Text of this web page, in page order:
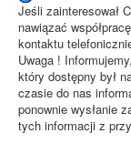
Jeśli zainteresował
nawiązać
kontaktu
Uwaga !
który dostępny był
czasie do nas
ponownie wysłanie
tych informacji z